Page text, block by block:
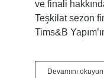
ve finali
Teşkilat sezon
Tims&B
Devamını okuyun